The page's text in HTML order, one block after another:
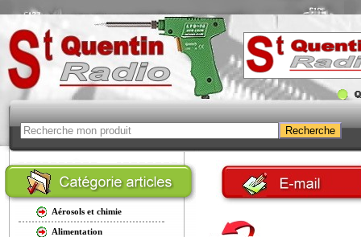
Aérosols et chimie
Alimentation